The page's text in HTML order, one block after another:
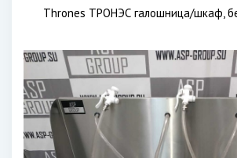
Thrones ТРОНЭС галошница/шкаф,